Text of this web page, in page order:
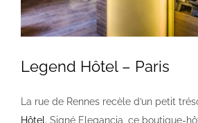
Legend Hôtel – Paris
La rue de Rennes recèle d’un petit
Hôtel. Signé Elegancia, ce boutique-